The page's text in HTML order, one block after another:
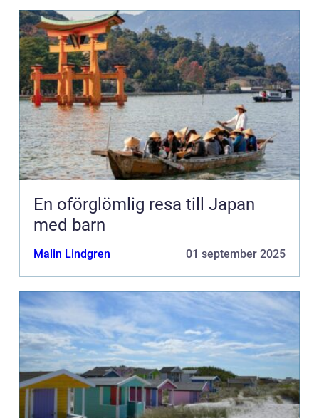
En oförglömlig resa till Japan
med barn
Malin Lindgren 01 september 2025